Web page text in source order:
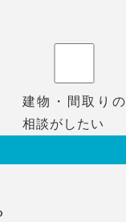
建物・間取りの
相談がしたい